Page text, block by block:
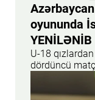
oyununda
YENİLƏNİB
U-18
dördüncü